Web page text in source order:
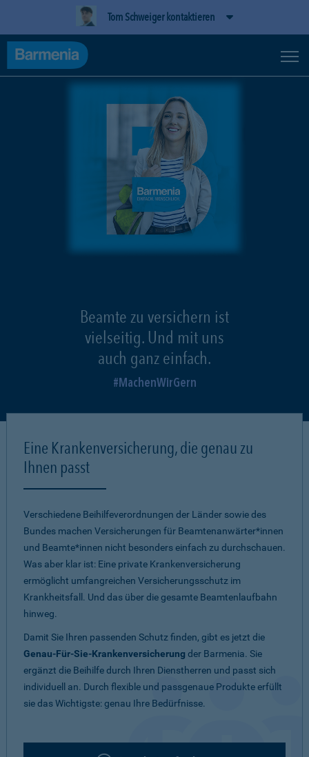
Tom Schweiger kontaktieren
Beamte zu versichern ist
vielseitig. Und mit uns
auch ganz einfach.
MachenWirGern
Eine Krankenversicherung, die genau zu
Ihnen passt
Verschiedene Beihilfeverordnungen der Länder sowie des
Bundes machen Versicherungen für Beamtenanwärter*innen
und Beamte*innen nicht besonders einfach zu durchschauen.
Was aber klar ist: Eine private Krankenversicherung
ermöglicht umfangreichen Versicherungsschutz im
Krankheitsfall. Und das über die gesamte Beamtenlaufbahn
hinweg.
Damit Sie Ihren passenden Schutz finden, gibt es jetzt die
Genau-Für-Sie-Krankenversicherung der Barmenia. Sie
ergänzt die Beihilfe durch Ihren Dienstherren und passt sich
individuell an. Durch flexible und passgenaue Produkte erfüllt
sie das Wichtigste: genau Ihre Bedürfnisse.